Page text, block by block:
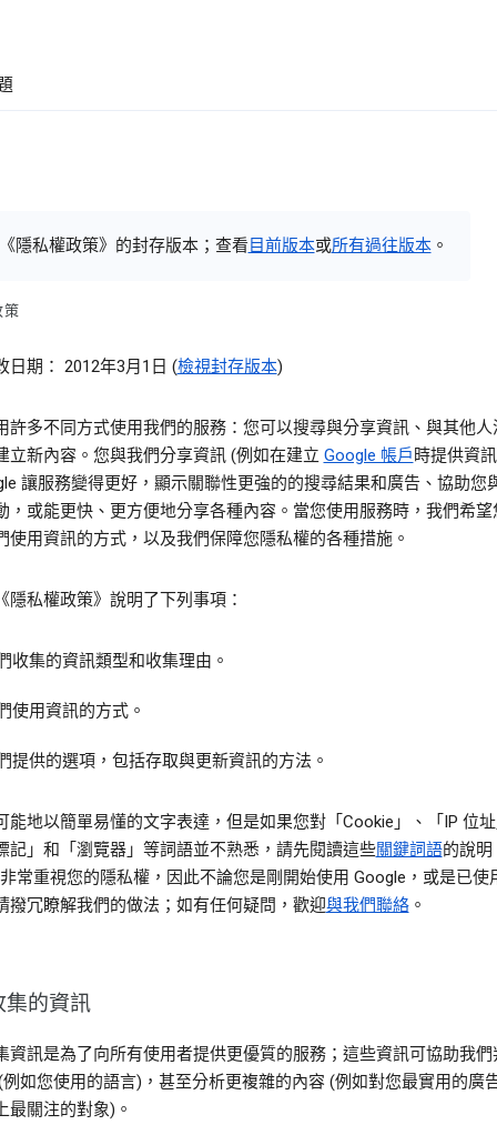
隱私權政策》的封存版本；查看 目前版本或所有過往版本。
策
日期： 2012年3月1日 (檢視封存版本)
許多不同方式使用我們的服務：您可以搜尋與分享資訊、與其他人
立新內容。您與我們分享資訊 (例如在建立 Google 帳戶 時提供資
讓服務變得更好，顯示關聯性更強的的搜尋結果和廣告、協助您
，或能更快、更方便地分享各種內容。當您使用服務時，我們希望
使用資訊的方式，以及我們保障您隱私權的各種措施。
隱私權政策》說明了下列事項：
收集的資訊類型和收集理由。
使用資訊的方式。
提供的選項，包括存取與更新資訊的方法。
能地以簡單易懂的文字表達，但是如果您對「Cookie」、「IP 位址
記」和「瀏覽器」等詞語並不熟悉，請先閱讀這些關鍵詞語的說明
常重視您的隱私權，因此不論您是剛開始使用 Google，或是已使
撥冗瞭解我們的做法；如有任何疑問，歡迎與我們聯絡。
集的資訊
資訊是為了向所有使用者提供更優質的服務；這些資訊可協助我們
如您使用的語言)，甚至分析更複雜的內容 (例如對您最實用的廣
最關注的對象)。